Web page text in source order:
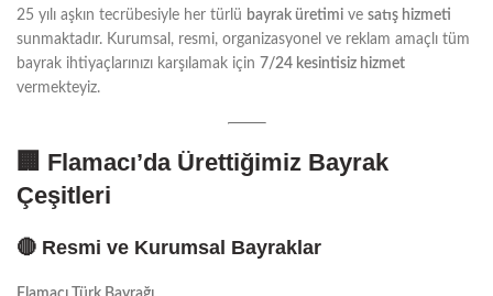
25 yılı aşkın tecrübesiyle her türlü bayrak üretimi ve satış hizmeti
sunmaktadır. Kurumsal, resmi, organizasyonel ve reklam amaçlı tüm
bayrak ihtiyaçlarınızı karşılamak için 7/24 kesintisiz hizmet
vermekteyiz.
🏢 Flamacı’da Ürettiğimiz Bayrak
Çeşitleri
🔴 Resmi ve Kurumsal Bayraklar